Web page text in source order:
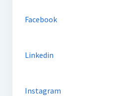
Facebook
Linkedin
Instagram